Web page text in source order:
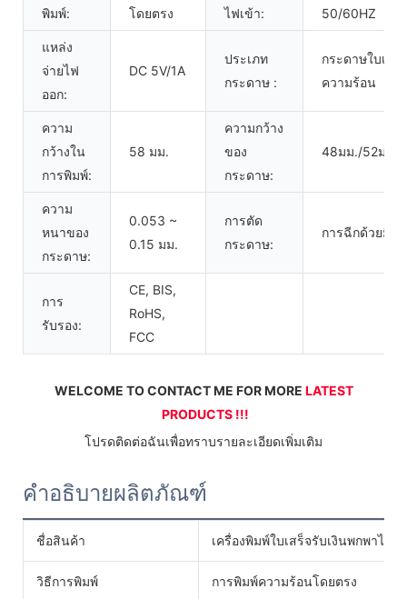
พิมพ์: โดยตรง ไฟเข้า: 50/60HZ
แหล่ง
จ่ายไฟ
ออก:
DC 5V/1A
ประเภท
กระดาษ :
กระดาษใบเสร็
ความร้อน
ความ
กว้างใน
การพิมพ์:
58 มม.
ความกว้าง
ของ
กระดาษ:
48มม./52มม./
ความ
หนาของ
กระดาษ:
0.053 ~
0.15 มม.
การตัด
กระดาษ:
การฉีกด้วยมือ
การ
รับรอง:
CE, BIS,
RoHS,
FCC
WELCOME TO CONTACT ME FOR MORE LATEST
PRODUCTS !!!
โปรดติดต่อฉันเพื่อทราบรายละเอียดเพิ่มเติม
คำอธิบายผลิตภัณฑ์
ชื่อสินค้า เครื่องพิมพ์ใบเสร็จรับเงินพกพาไร้
วิธีการพิมพ์ การพิมพ์ความร้อนโดยตรง